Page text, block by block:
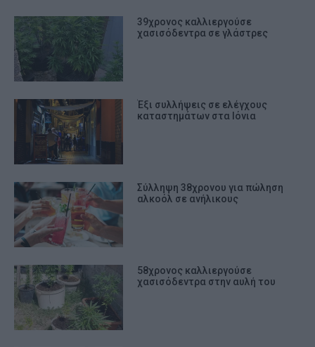
39χρονος καλλιεργούσε
χασισόδεντρα σε γλάστρες
Έξι συλλήψεις σε ελέγχους
καταστημάτων στα Ιόνια
Σύλληψη 38χρονου για πώληση
αλκοόλ σε ανήλικους
58χρονος καλλιεργούσε
χασισόδεντρα στην αυλή του